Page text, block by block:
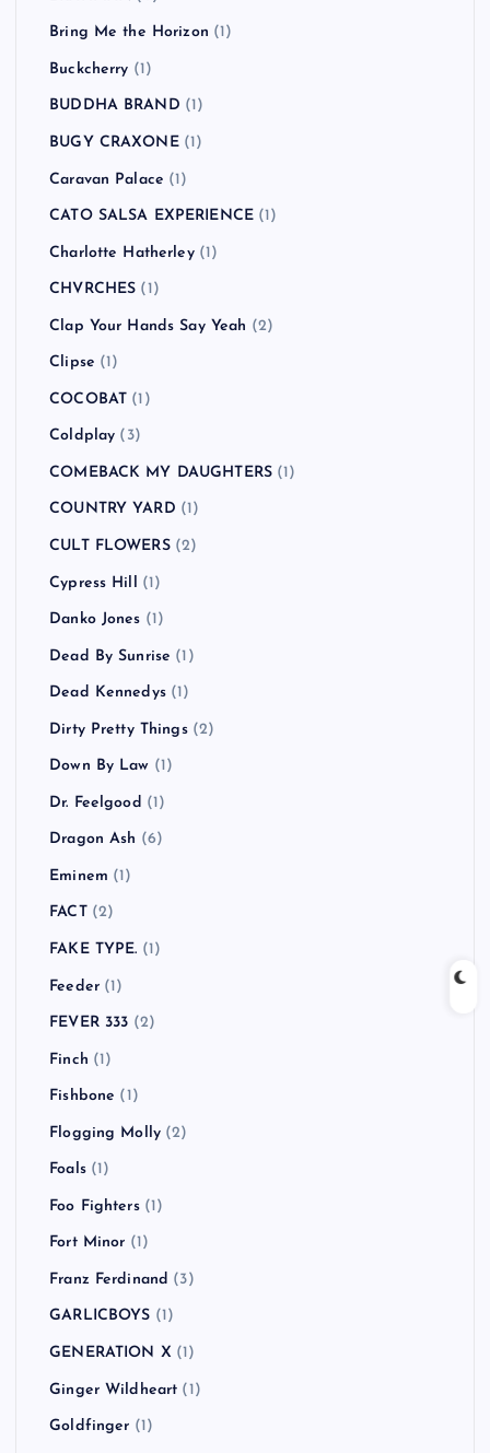
Bring Me the Horizon (1)
Buckcherry (1)
BUDDHA BRAND (1)
BUGY CRAXONE(1)
Caravan Palace (1)
CATO SALSA EXPERIENCE (1)
Charlotte Hatherley(1)
CHVRCHES (1)
Clap Your Hands Say Yeah (2)
Clipse (1)
COCOBAT (1)
Coldplay (3)
COMEBACK MY DAUGHTERS (1)
COUNTRY YARD (1)
CULT FLOWERS(2)
Cypress Hill (1)
Danko Jones (1)
Dead By Sunrise (1)
Dead Kennedys(1)
Dirty Pretty Things(2)
Down By Law (1)
Dr. Feelgood (1)
Dragon Ash (6)
Eminem (1)
FACT(2)
FAKE TYPE. (1)
Feeder(1)
FEVER 333 (2)
Finch (1)
Fishbone (1)
Flogging Molly (2)
Foals(1)
Foo Fighters(1)
Fort Minor (1)
Franz Ferdinand (3)
GARLICBOYS (1)
GENERATION X (1)
Ginger Wildheart (1)
Goldfinger (1)